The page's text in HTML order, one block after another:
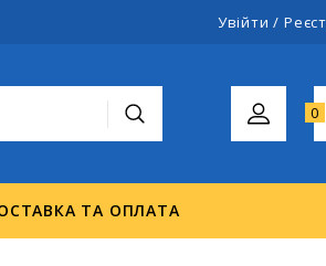
Увійти /
0
ТА ОПЛАТА